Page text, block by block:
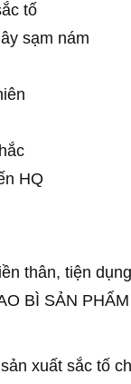
tố
sạm nám
HQ
thân, tiện
BÌ SẢN PHẨM
xuất sắc tố